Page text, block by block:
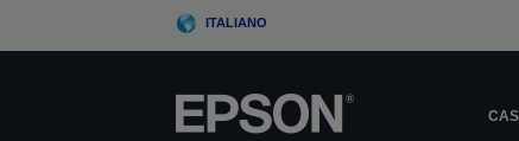
ITALIANO